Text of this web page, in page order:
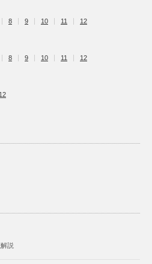
8 9 10 11 12
8 9 10 11 12
12
説